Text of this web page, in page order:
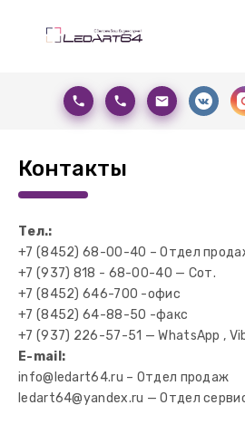
Контакты
Тел.:
+7 (8452) 68-00-40 – Отдел
+7 (937) 818 - 68-00-40 — Сот.
+7 (8452) 646-700 -офис
+7 (8452) 64-88-50 -факс
+7 (937) 226-57-51 — WhatsApp ,
E-mail:
info@ledart64.ru – Отдел продаж
ledart64@yandex.ru — Отдел